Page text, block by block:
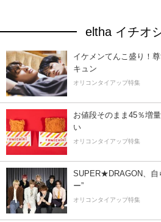
eltha イチオ
イケメンてんこ盛り！
キュン
オリコンタイアップ特集
お値段そのまま45％増
い
オリコンタイアップ特集
SUPER★DRAGON、自
ー”
オリコンタイアップ特集